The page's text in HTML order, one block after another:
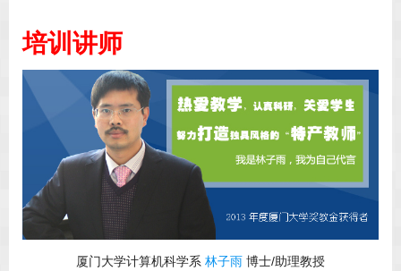
培训讲师
厦门大学计算机科学系 林子雨 博士/助理教授